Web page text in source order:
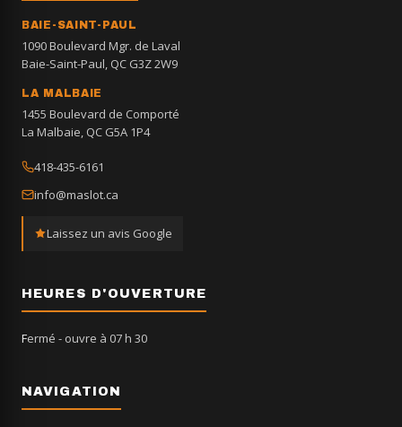
BAIE-SAINT-PAUL
1090 Boulevard Mgr. de Laval
Baie-Saint-Paul, QC G3Z 2W9
LA MALBAIE
1455 Boulevard de Comporté
La Malbaie, QC G5A 1P4
418-435-6161
info@maslot.ca
Laissez un avis Google
HEURES D'OUVERTURE
Fermé - ouvre à 07 h 30
NAVIGATION